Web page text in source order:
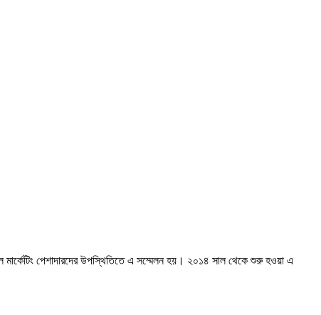
মার্কেটিং পেশাদারদের উপস্থিতিতে এ সম্মেলন হয়। ২০১৪ সাল থেকে শুরু হওয়া এ